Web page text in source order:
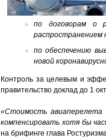
по договорам о
распространением
по обеспечению
новой
Контроль за целевым и
правительство доклад до 1
«Стоимость
компенсировать хотя бы
на брифинге глава